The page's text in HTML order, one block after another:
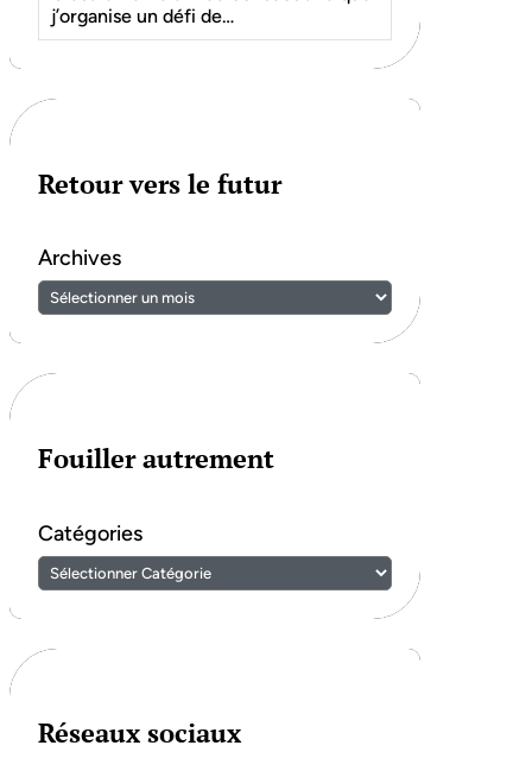
j’organise un défi de…
Retour vers le futur
Archives
Fouiller autrement
Catégories
Réseaux sociaux